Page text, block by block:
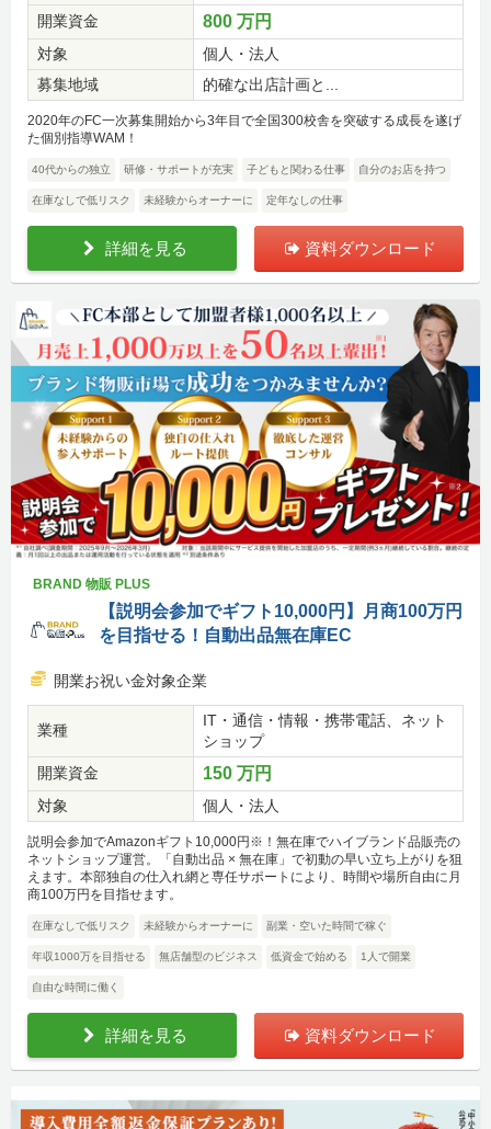
開業資金
800 万円
対象
個人・法人
募集地域
的確な出店計画と...
2020年のFC一次募集開始から3年目で全国300校舎を突破する成長を遂げ
た個別指導WAM！
40代からの独立 研修・サポートが充実 子どもと関わる仕事 自分のお店を持つ
在庫なしで低リスク 未経験からオーナーに 定年なしの仕事
詳細を見る 資料ダウンロード
BRAND 物販 PLUS
【説明会参加でギフト10,000円】月商100万円
を目指せる！自動出品無在庫EC
開業お祝い金対象企業
業種
IT・通信・情報・携帯電話、ネット
ショップ
開業資金
150 万円
対象 個人・法人
説明会参加でAmazonギフト10,000円※！無在庫でハイブランド品販売の
ネットショップ運営。「自動出品 × 無在庫」で初動の早い立ち上がりを狙
えます。本部独自の仕入れ網と専任サポートにより、時間や場所自由に月
商100万円を目指せます。
在庫なしで低リスク 未経験からオーナーに 副業・空いた時間で稼ぐ
年収1000万を目指せる 無店舗型のビジネス 低資金で始める 1人で開業
自由な時間に働く
詳細を見る 資料ダウンロード